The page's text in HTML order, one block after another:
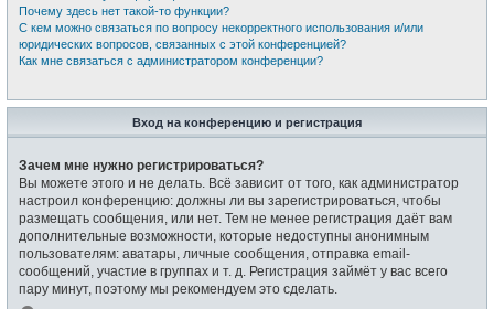
Почему здесь нет такой-то функции?
С кем можно связаться по вопросу некорректного использования и/или
юридических вопросов, связанных с этой конференцией?
Как мне связаться с администратором конференции?
Вход на конференцию и регистрация
Зачем мне нужно регистрироваться?
Вы можете этого и не делать. Всё зависит от того, как администратор
настроил конференцию: должны ли вы зарегистрироваться, чтобы
размещать сообщения, или нет. Тем не менее регистрация даёт вам
дополнительные возможности, которые недоступны анонимным
пользователям: аватары, личные сообщения, отправка email-
сообщений, участие в группах и т. д. Регистрация займёт у вас всего
пару минут, поэтому мы рекомендуем это сделать.